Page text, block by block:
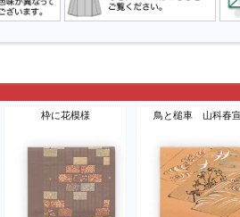
枠に花模様 鳥と槌車 山科春